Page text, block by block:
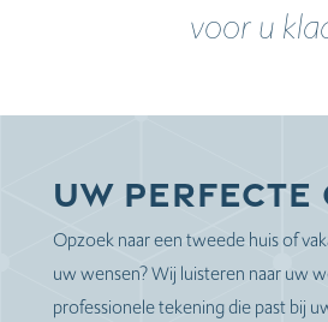
voor u
Uw
Opzoek naar een tweede huis of
uw wensen? Wij luisteren naar uw
professionele tekening die past bij